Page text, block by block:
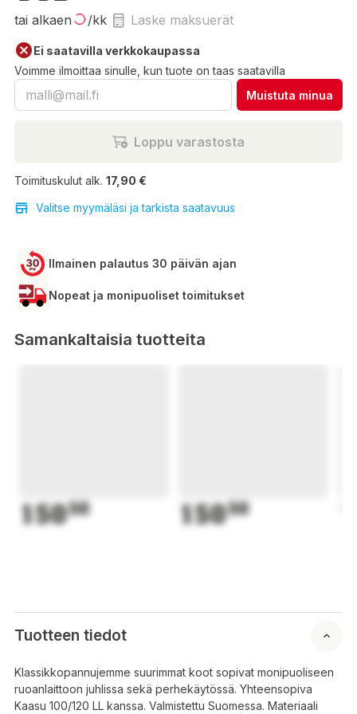
tai alkaen /kk Laske maksuerät
Ei saatavilla verkkokaupassa
Voimme ilmoittaa sinulle, kun tuote on taas saatavilla
Muistuta minua
Loppu varastosta
Toimituskulut alk. 17,90 €
Valitse myymäläsi ja tarkista saatavuus
Ilmainen palautus 30 päivän ajan
Nopeat ja monipuoliset toimitukset
Samankaltaisia tuotteita
15050 15050
Tuotteen tiedot
Klassikkopannujemme suurimmat koot sopivat monipuoliseen
ruoanlaittoon juhlissa sekä perhekäytössä. Yhteensopiva
Kaasu 100/120 LL kanssa. Valmistettu Suomessa. Materiaali